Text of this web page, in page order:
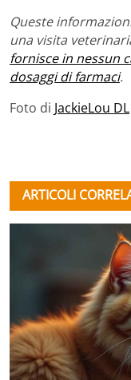
Queste
una visita
fornisce in nessun
dosaggi di farmaci.
Foto di JackieLou DL
ARTICOLI